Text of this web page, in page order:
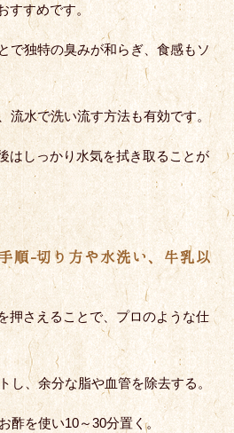
すすめです。
で独特の臭みが和らぎ、食感もソ
流水で洗い流す方法も有効です。
はしっかり水気を拭き取ることが
順-切り方や水洗い、牛乳以
押さえることで、プロのような仕
し、余分な脂や血管を除去する。
酢を使い10～30分置く。